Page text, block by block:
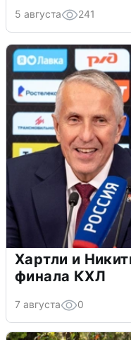
5 августа 241
Хартли и
финала КХЛ
7 августа 0